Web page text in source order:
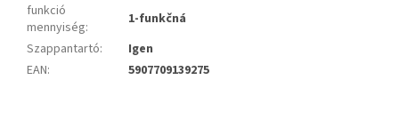
funkció
mennyiség:
1-funkčná
Szappantartó:
Igen
EAN: 5907709139275